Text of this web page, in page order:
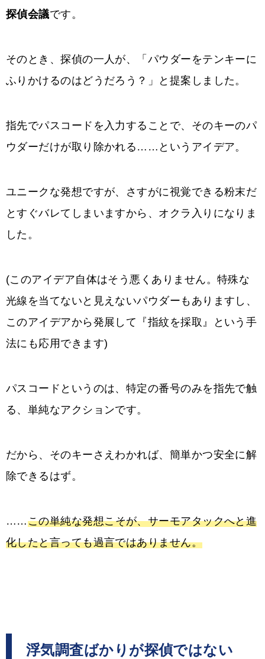
探偵会議です。
そのとき、探偵の一人が、「パウダーをテンキーに
ふりかけるのはどうだろう？」と提案しました。
指先でパスコードを入力することで、そのキーのパ
ウダーだけが取り除かれる……というアイデア。
ユニークな発想ですが、さすがに視覚できる粉末だ
とすぐバレてしまいますから、オクラ入りになりま
した。
(このアイデア自体はそう悪くありません。特殊な
光線を当てないと見えないパウダーもありますし、
このアイデアから発展して『指紋を採取』という手
法にも応用できます)
パスコードというのは、特定の番号のみを指先で触
る、単純なアクションです。
だから、そのキーさえわかれば、簡単かつ安全に解
除できるはず。
……この単純な発想こそが、サーモアタックへと進
化したと言っても過言ではありません。
浮気調査ばかりが探偵ではない